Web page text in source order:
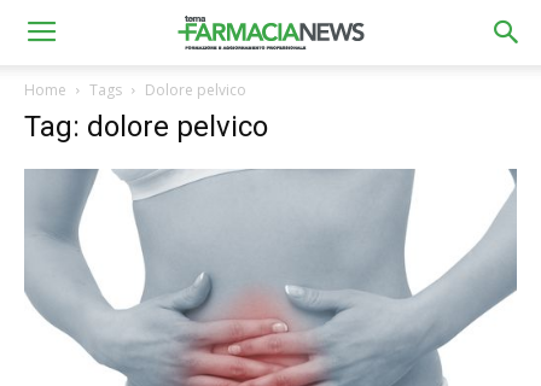
Home Tags Dolore pelvico
Tag: dolore pelvico